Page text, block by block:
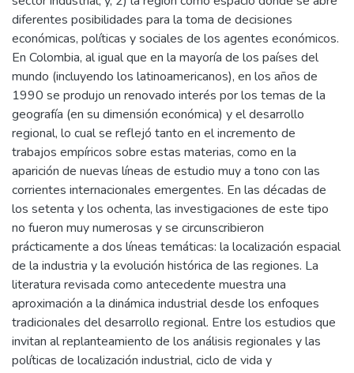
diferentes posibilidades para la toma de decisiones
económicas, políticas y sociales de los agentes económicos.
En Colombia, al igual que en la mayoría de los países del
mundo (incluyendo los latinoamericanos), en los años de
1990 se produjo un renovado interés por los temas de la
geografía (en su dimensión económica) y el desarrollo
regional, lo cual se reflejó tanto en el incremento de
trabajos empíricos sobre estas materias, como en la
aparición de nuevas líneas de estudio muy a tono con las
corrientes internacionales emergentes. En las décadas de
los setenta y los ochenta, las investigaciones de este tipo
no fueron muy numerosas y se circunscribieron
prácticamente a dos líneas temáticas: la localización espacial
de la industria y la evolución histórica de las regiones. La
literatura revisada como antecedente muestra una
aproximación a la dinámica industrial desde los enfoques
tradicionales del desarrollo regional. Entre los estudios que
invitan al replanteamiento de los análisis regionales y las
políticas de localización industrial, ciclo de vida y